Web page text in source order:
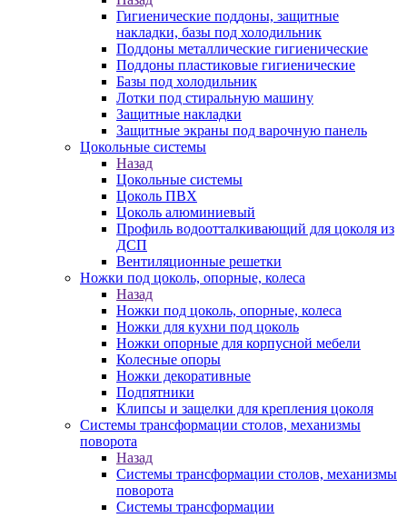
Гигиенические поддоны, защитные
накладки, базы под холодильник
Поддоны металлические гигиенические
Поддоны пластиковые гигиенические
Базы под холодильник
Лотки под стиральную машину
Защитные накладки
Защитные экраны под варочную панель
Цокольные системы
Назад
Цокольные системы
Цоколь ПВХ
Цоколь алюминиевый
Профиль водоотталкивающий для цоколя из
ДСП
Вентиляционные решетки
Ножки под цоколь, опорные, колеса
Назад
Ножки под цоколь, опорные, колеса
Ножки для кухни под цоколь
Ножки опорные для корпусной мебели
Колесные опоры
Ножки декоративные
Подпятники
Клипсы и защелки для крепления цоколя
Системы трансформации столов, механизмы
поворота
Назад
Системы трансформации столов, механизмы
поворота
Системы трансформации